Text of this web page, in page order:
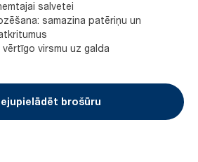
salvetei
samazina patēriņu un
virsmu uz galda
brošūru